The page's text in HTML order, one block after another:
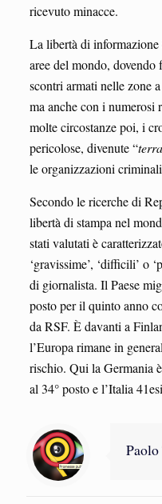
ricevuto minacce.
La libertà di
aree del mondo,
scontri armati nelle zone
ma anche con i numerosi
molte circostanze poi, i
pericolose, divenute “terra
le organizzazioni
Secondo le ricerche di
libertà di stampa nel
stati valutati è
‘gravissime’, ‘difficili’ o
di giornalista. Il Paese
posto per il quinto anno
da RSF. È davanti a
l’Europa rimane in
rischio. Qui la Germania
al 34° posto e l’Italia